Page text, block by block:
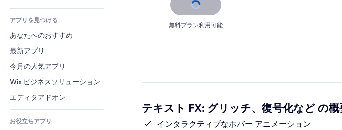
リスティング広告
メール
コンバージョン
会計
クーポン・特典
倉庫管理ソリューション
ドロップシッピング
食品・飲料
不動産
ブッキング
ポッドキャスト
写真
動画
PDF
ファイル共有
ニュース
プライバシー・セキュリティ
時計
ページテンプレート
画像効果
ボタン・メニュー
バナー・バッジ
電卓
検索
天気
フォーム
ブログ
投票
チャット
コメント
電話
コミュニティィ
レビュー・お客さまの声
CRM
アプリを見つける
あなたへのおすすめ
最新アプリ
今月の人気アプリ
Wix ビジネスソリューション
エディタアドオン
お役立ちアプリ
無料プラン利用可能
テキスト FX: グリッチ、復号化など の概
インタラクティブなホバー アニメーション